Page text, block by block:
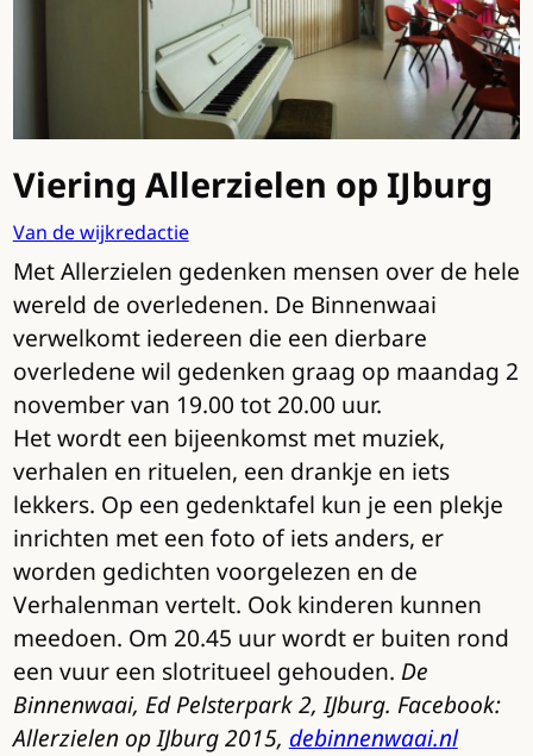
Viering Allerzielen op IJburg
Van de wijkredactie
Met Allerzielen gedenken mensen over de hele
wereld de overledenen. De Binnenwaai
verwelkomt iedereen die een dierbare
overledene wil gedenken graag op maandag 2
november van 19.00 tot 20.00 uur.
Het wordt een bijeenkomst met muziek,
verhalen en rituelen, een drankje en iets
lekkers. Op een gedenktafel kun je een plekje
inrichten met een foto of iets anders, er
worden gedichten voorgelezen en de
Verhalenman vertelt. Ook kinderen kunnen
meedoen. Om 20.45 uur wordt er buiten rond
een vuur een slotritueel gehouden. De
Binnenwaai, Ed Pelsterpark 2, IJburg. Facebook:
Allerzielen op IJburg 2015, debinnenwaai.nl